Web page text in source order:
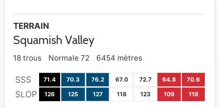
TERRAIN
Squamish Valley
18 trous Normale 72 6454 mètres
SSS 71.4 70.3 76.2 67.0 72.7 64.8 70.6
SLOP 126 125 127 118 123 109 116